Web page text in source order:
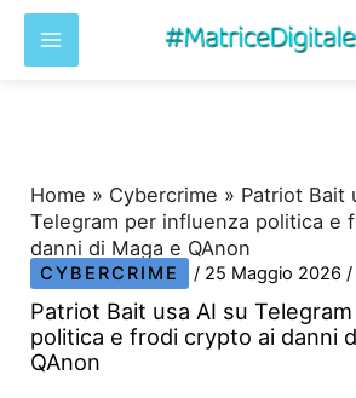
Home » Cybercrime » Patriot Bait
Telegram per influenza politica e
danni di Maga e QAnon
CYBERCRIME / 25 Maggio 2026/
Patriot Bait usa AI su
politica e frodi crypto ai danni
QAnon